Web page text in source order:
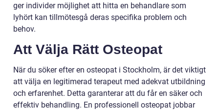
ger individer möjlighet att hitta en behandlare som
lyhört kan tillmötesgå deras specifika problem och
behov.
Att Välja Rätt Osteopat
När du söker efter en osteopat i Stockholm, är det viktigt
att välja en legitimerad terapeut med adekvat utbildning
och erfarenhet. Detta garanterar att du får en säker och
effektiv behandling. En professionell osteopat jobbar